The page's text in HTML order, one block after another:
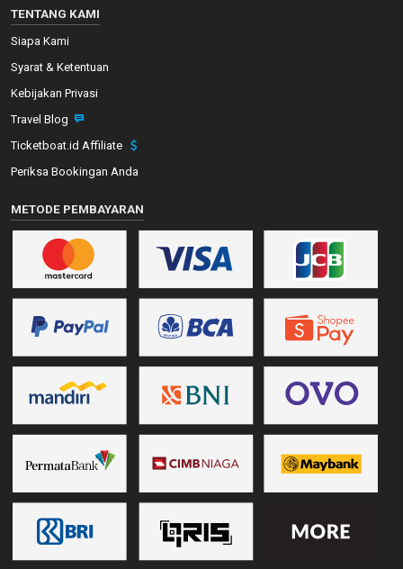
TENTANG KAMI
Siapa Kami
Syarat & Ketentuan
Kebijakan Privasi
Travel Blog
Ticketboat.id Affiliate
Periksa Bookingan Anda
METODE PEMBAYARAN